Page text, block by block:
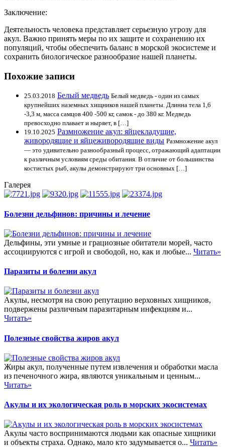
Заключение:
Деятельность человека представляет серьезную угрозу для
акул. Важно принять меры по их защите и сохранению их
популяций, чтобы обеспечить баланс в морской экосистеме и
сохранить биологическое разнообразие нашей планеты.
Похожие записи
25.03.2018 Белый медведь Белый медведь - один из самых
крупнейших наземных хищников нашей планеты. Длинна тела 1,6
-3,3 м, масса самцов 400 -500 кг, самок - до 380 кг. Медведь
превосходно плавает и ныряет, в […]
19.10.2025 Размножение акул: яйцекладущие,
живородящие и яйцеживородящие виды Размножение акул
— это удивительно разнообразный процесс, отражающий адаптации
к различным условиям среды обитания. В отличие от большинства
костистых рыб, акулы демонстрируют три основных […]
Галерея
Болезни дельфинов: причины и лечение
Дельфины, эти умные и грациозные обитатели морей, часто
ассоциируются с игрой и свободой, но, как и любые... Читать»
Паразиты и болезни акул
Акулы, несмотря на свою репутацию верховных хищников,
подвержены различным паразитарным инфекциям и...
Читать»
Полезные свойства жиров акул
Жиры акул, полученные путем извлечения и обработки масла
из печеночного жира, являются уникальным и ценным...
Читать»
Акулы и их экологическая роль в морских экосистемах
Акулы часто воспринимаются людьми как опасные хищники
и объекты страха. Однако, мало кто задумывается о... Читать»